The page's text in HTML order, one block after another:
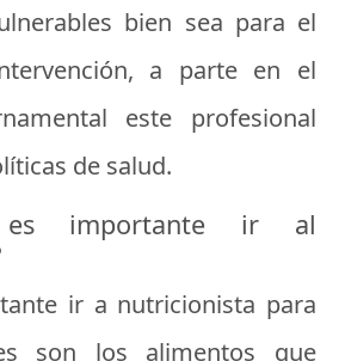
bien sea para el
a parte en el
este profesional
de salud.
importante ir al
ir a nutricionista para
son los alimentos que